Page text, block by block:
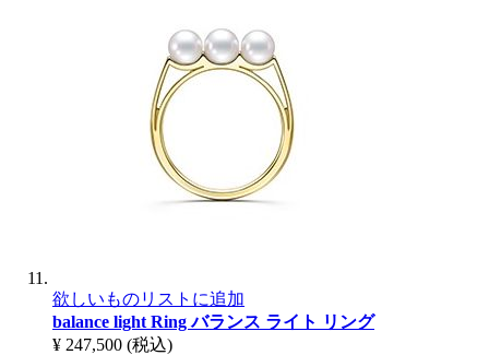
欲しいものリストに追加
balance light Ringバランス ライト リング
¥ 247,500 (税込)